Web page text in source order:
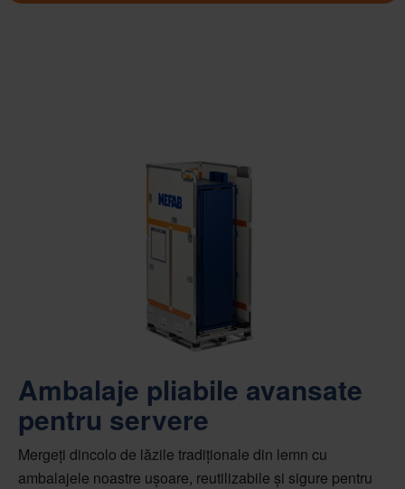
Ambalaje pliabile avansate
pentru servere
Mergeți dincolo de lăzile tradiționale din lemn cu
ambalajele noastre ușoare, reutilizabile și sigure pentru